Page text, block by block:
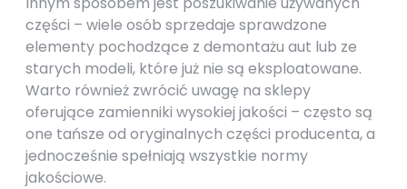
części – wiele osób sprzedaje sprawdzone
elementy pochodzące z demontażu aut lub ze
starych modeli, które już nie są eksploatowane.
Warto również zwrócić uwagę na sklepy
oferujące zamienniki wysokiej jakości – często są
one tańsze od oryginalnych części producenta, a
jednocześnie spełniają wszystkie normy
jakościowe.